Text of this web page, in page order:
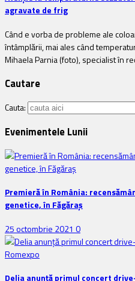
agravate de frig
Când e vorba de probleme ale
întâmplării, mai ales când
Mihaela Parnia (foto), specialist în
Cautare
Cauta:
Evenimentele Lunii
Premieră în România:
genetice, în Făgăraș
25 octombrie 2021 0
Delia anunţă primul concert